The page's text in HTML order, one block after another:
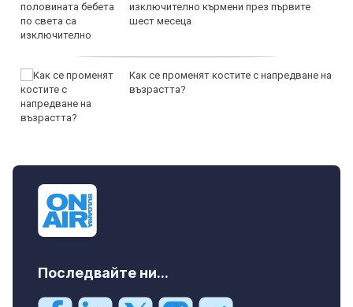
изключително кърмени през първите
шест месеца
Как се променят костите с напредване на
възрастта?
Последвайте ни...